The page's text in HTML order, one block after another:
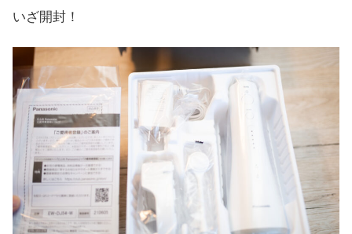
いざ開封！